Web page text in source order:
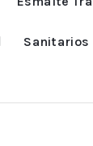
Sanitarios